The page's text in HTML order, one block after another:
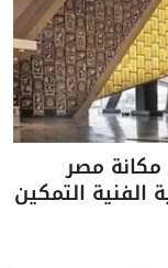
مصر
الفنية التمكين